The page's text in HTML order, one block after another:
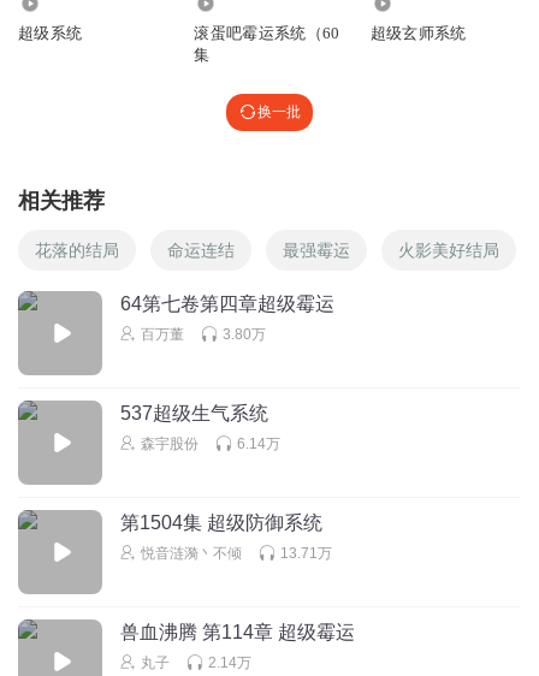
超级系统
滚蛋吧霉运系统（60
集
超级玄师系统
换一批
相关推荐
花落的结局 命运连结 最强霉运 火影美好结局
64第七卷第四章超级霉运
百万董 3.80万
537超级生气系统
森宇股份 6.14万
第1504集 超级防御系统
悦音涟漪丶不倾 13.71万
兽血沸腾 第114章 超级霉运
丸子 2.14万